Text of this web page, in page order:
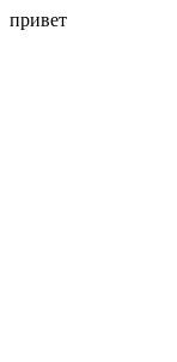
привет